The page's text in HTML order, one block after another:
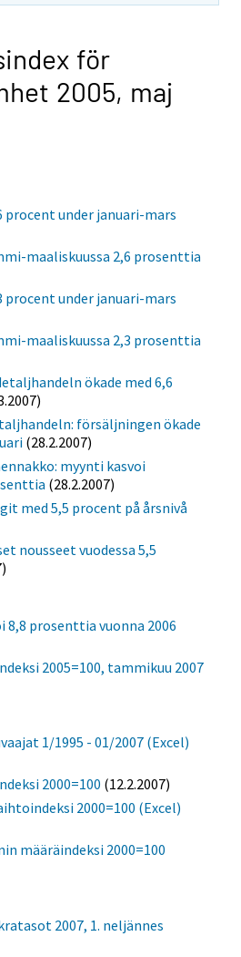
för
2005, maj
procent under januari-mars
maaliskuussa 2,6 prosenttia
procent under januari-mars
maaliskuussa 2,3 prosenttia
ökade med 6,6
försäljningen ökade
(28.2.2007)
myynti kasvoi
(28.2.2007)
med 5,5 procent på årsnivå
nousseet vuodessa 5,5
8,8 prosenttia vuonna 2006
2005=100, tammikuu 2007
1/1995 - 01/2007 (Excel)
2000=100 (12.2.2007)
2000=100 (Excel)
määräindeksi 2000=100
2007, 1. neljännes